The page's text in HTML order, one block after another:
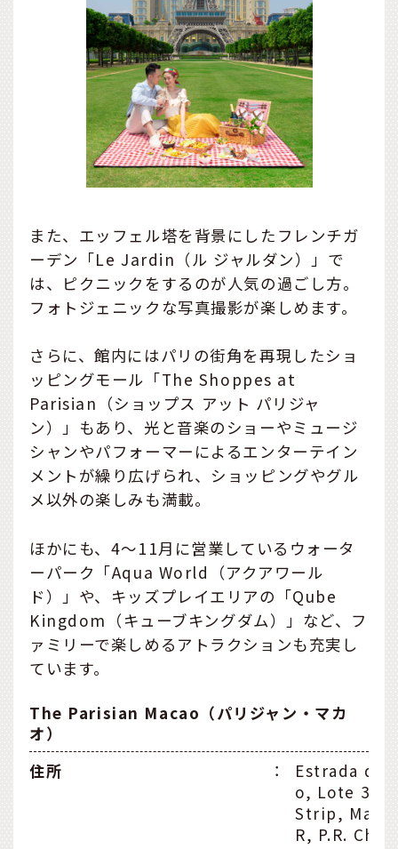
また、エッフェル塔を背景にしたフレンチガ
ーデン「Le Jardin（ル ジャルダン）」で
は、ピクニックをするのが人気の過ごし方。
フォトジェニックな写真撮影が楽しめます。
さらに、館内にはパリの街角を再現したショ
ッピングモール「The Shoppes at
Parisian（ショップス アット パリジャ
ン）」もあり、光と音楽のショーやミュージ
シャンやパフォーマーによるエンターテイン
メントが繰り広げられ、ショッピングやグル
メ以外の楽しみも満載。
ほかにも、4〜11月に営業しているウォータ
ーパーク「Aqua World（アクアワール
ド）」や、キッズプレイエリアの「Qube
Kingdom（キューブキングダム）」など、フ
ァミリーで楽しめるアトラクションも充実し
ています。
The Parisian Macao（パリジャン・マカ
オ）
住所
：
Estrada do
o, Lote 3,
Strip,
R, P.R.